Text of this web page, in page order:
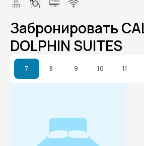
Забронировать
DOLPHIN SUITES
7 8 9 10 11